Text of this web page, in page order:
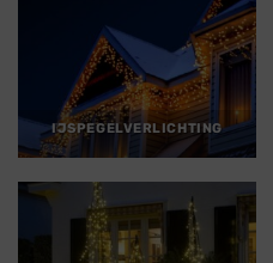
IJSPEGELVERLICHTING